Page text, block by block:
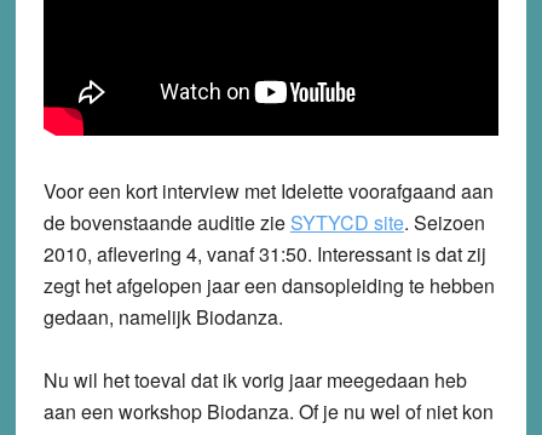
Voor een kort interview met Idelette voorafgaand aan
de bovenstaande auditie zie SYTYCD site. Seizoen
2010, aflevering 4, vanaf 31:50. Interessant is dat zij
zegt het afgelopen jaar een dansopleiding te hebben
gedaan, namelijk Biodanza.
Nu wil het toeval dat ik vorig jaar meegedaan heb
aan een workshop Biodanza. Of je nu wel of niet kon